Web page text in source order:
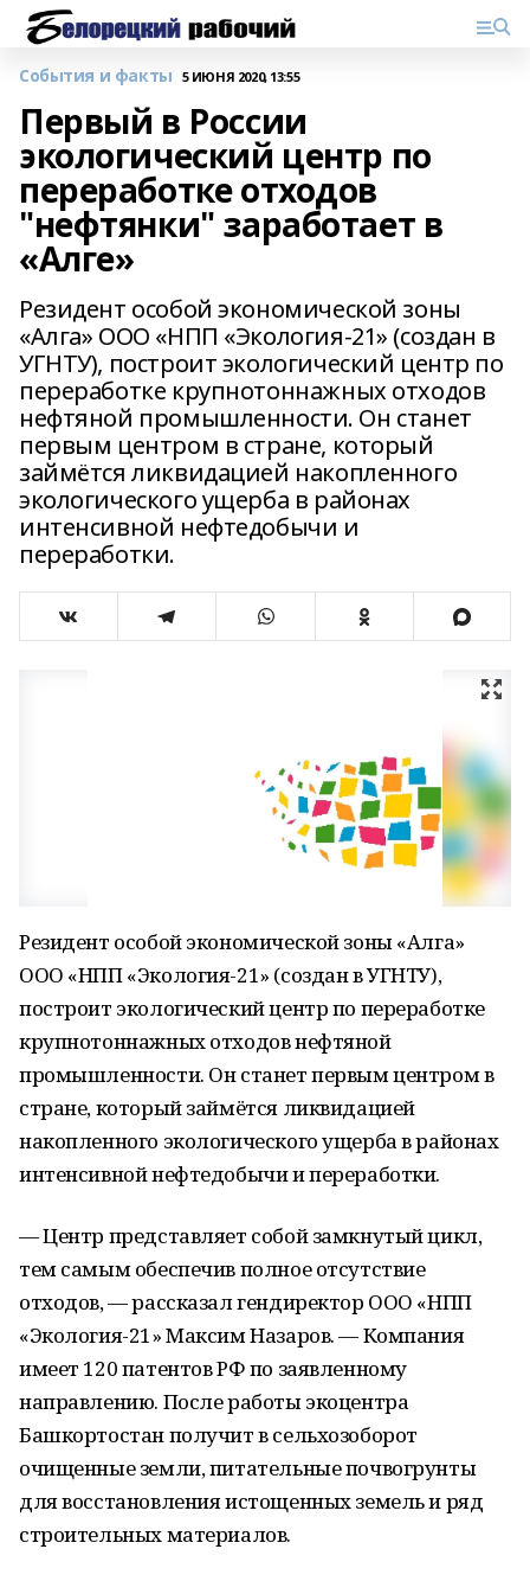
События и факты 5 ИЮНЯ 2020, 13:55
Первый в России
экологический центр по
переработке отходов
"нефтянки" заработает в
«Алге»
Резидент особой экономической зоны
«Алга» ООО «НПП «Экология-21» (создан в
УГНТУ), построит экологический центр по
переработке крупнотоннажных отходов
нефтяной промышленности. Он станет
первым центром в стране, который
займётся ликвидацией накопленного
экологического ущерба в районах
интенсивной нефтедобычи и
переработки.
Резидент особой экономической зоны «Алга»
ООО «НПП «Экология-21» (создан в УГНТУ),
построит экологический центр по переработке
крупнотоннажных отходов нефтяной
промышленности. Он станет первым центром в
стране, который займётся ликвидацией
накопленного экологического ущерба в районах
интенсивной нефтедобычи и переработки.
— Центр представляет собой замкнутый цикл,
тем самым обеспечив полное отсутствие
отходов, — рассказал гендиректор ООО «НПП
«Экология-21» Максим Назаров. — Компания
имеет 120 патентов РФ по заявленному
направлению. После работы экоцентра
Башкортостан получит в сельхозоборот
очищенные земли, питательные почвогрунты
для восстановления истощенных земель и ряд
строительных материалов.